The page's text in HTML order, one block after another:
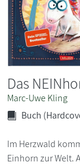
Das
Marc-Uwe Kling
Buch
Im Herzwald
Einhorn zur Welt.